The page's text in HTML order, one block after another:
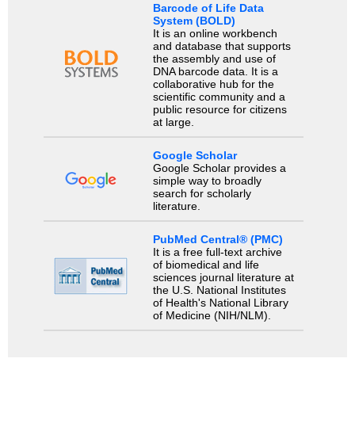
Barcode of Life Data
System (BOLD)
It is an online workbench
and database that supports
the assembly and use of
DNA barcode data. It is a
collaborative hub for the
scientific community and a
public resource for citizens
at large.
Google Scholar
Google Scholar provides a
simple way to broadly
search for scholarly
literature.
PubMed Central® (PMC)
It is a free full-text archive
of biomedical and life
sciences journal literature at
the U.S. National Institutes
of Health's National Library
of Medicine (NIH/NLM).